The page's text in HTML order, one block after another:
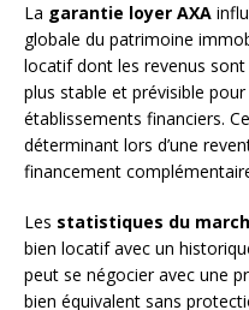
La garantie loyer AXA
globale du patrimoine
locatif dont les revenus
plus stable et prévisible
établissements financiers.
déterminant lors d’une
financement
Les statistiques du
bien locatif avec un
peut se négocier avec une
bien équivalent sans